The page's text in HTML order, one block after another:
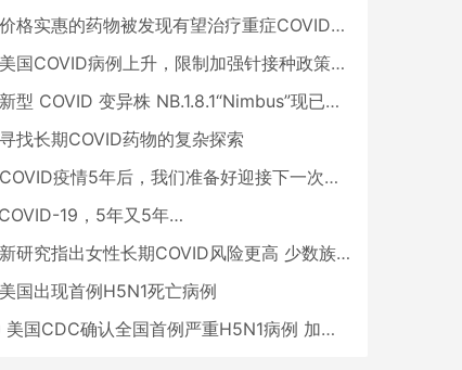
价格实惠的药物被发现有望治疗重症COVID患者
美国COVID病例上升，限制加强针接种政策即将出台
新型 COVID 变异株 NB.1.8.1“Nimbus”现已在美国占据主导地位
寻找长期COVID药物的复杂探索
COVID疫情5年后，我们准备好迎接下一次大流行了吗？
COVID-19，5年又5年…
新研究指出女性长期COVID风险更高 少数族裔儿童存在差异
美国出现首例H5N1死亡病例
美国CDC确认全国首例严重H5N1病例 加州进入紧急状态